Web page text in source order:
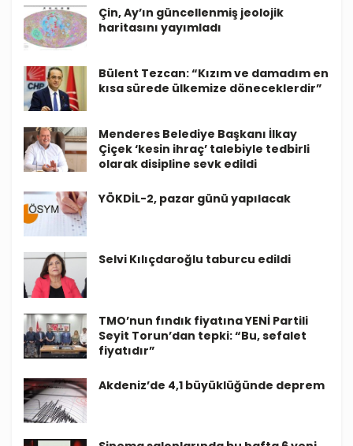
Çin, Ay’ın güncellenmiş jeolojik
haritasını yayımladı
Bülent Tezcan: “Kızım ve damadım en
kısa sürede ülkemize döneceklerdir”
Menderes Belediye Başkanı İlkay
Çiçek ‘kesin ihraç’ talebiyle tedbirli
olarak disipline sevk edildi
YÖKDİL-2, pazar günü yapılacak
Selvi Kılıçdaroğlu taburcu edildi
TMO’nun fındık fiyatına YENİ Partili
Seyit Torun’dan tepki: “Bu, sefalet
fiyatıdır”
Akdeniz’de 4,1 büyüklüğünde deprem